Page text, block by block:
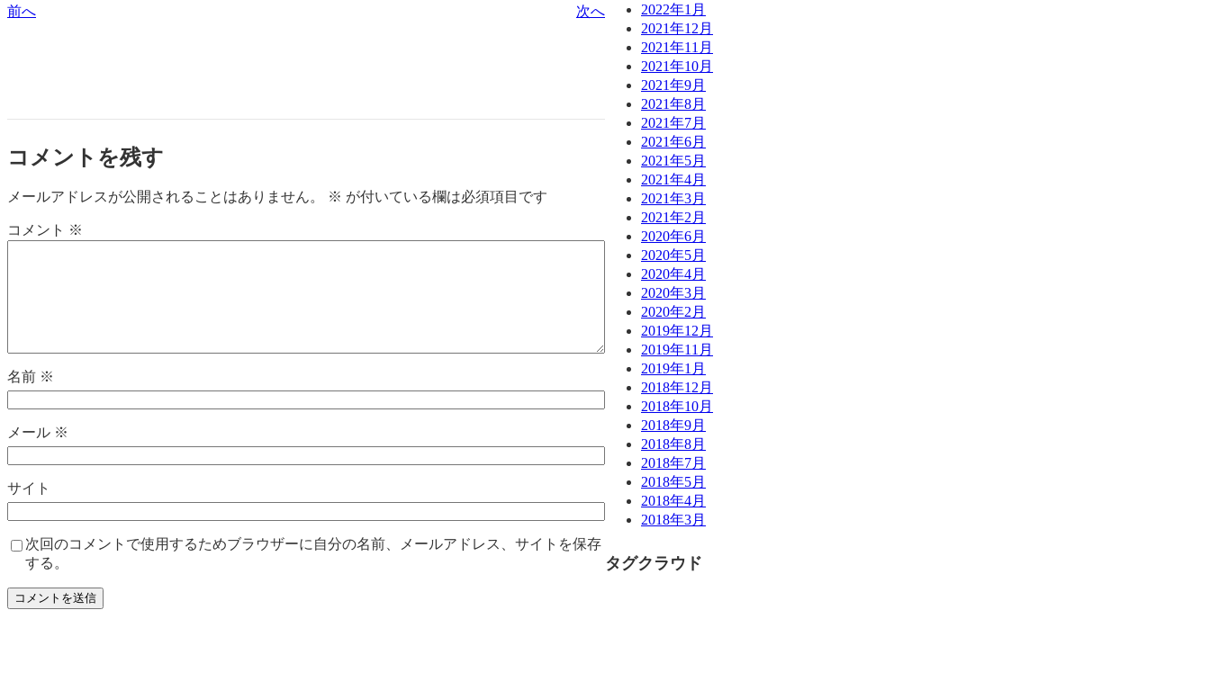
前へ 次へ
コメントを残す
メールアドレスが公開されることはありません。 ※ が付いている欄は必須項目です
コメント ※
名前 ※
メール ※
サイト
次回のコメントで使用するためブラウザーに自分の名前、メールアドレス、サイトを保存
する。
2022年1月
2021年12月
2021年11月
2021年10月
2021年9月
2021年8月
2021年7月
2021年6月
2021年5月
2021年4月
2021年3月
2021年2月
2020年6月
2020年5月
2020年4月
2020年3月
2020年2月
2019年12月
2019年11月
2019年1月
2018年12月
2018年10月
2018年9月
2018年8月
2018年7月
2018年5月
2018年4月
2018年3月
タグクラウド